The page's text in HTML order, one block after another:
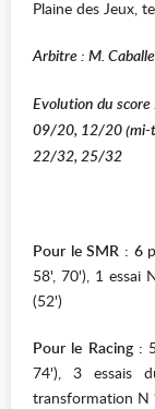
Plaine des Jeux,
Arbitre : M.
Evolution du
09/20, 12/20
22/32, 25/32
Pour le SMR : 6
58', 70'), 1 essai
(52')
Pour le Racing :
74'), 3 essais
transformation N